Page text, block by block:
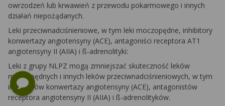
owrzodzeń lub krwawień z przewodu pokarmowego i innych
działań niepożądanych.
Leki przeciwnadciśnieniowe, w tym leki moczopędne, inhibitory
konwertazy angiotensyny (ACE), antagoniści receptora AT1
angiotensyny II (AIIA) i ß-adrenolityki:
Leki z grupy NLPZ mogą zmniejszać skuteczność leków
moczopędnych i innych leków przeciwnadciśnieniowych, w tym
inhibitorów konwertazy angiotensyny (ACE), antagonistów
receptora angiotensyny II (AIIA) i ß-adrenolityków.